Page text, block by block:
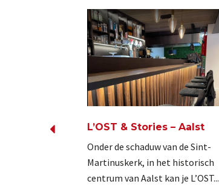
L’OST & Stories – Aalst
Onder de schaduw van de Sint-
Martinuskerk, in het historisch
centrum van Aalst kan je L’OST...